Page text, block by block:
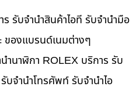
รับจำนำสินค้าไอที รับจำนำมือ
ของแบรนด์เนมต่างๆ
ำนาฬิกา ROLEX บริการ รับ
บจำนำโทรศัพท์ รับจำนำไอ